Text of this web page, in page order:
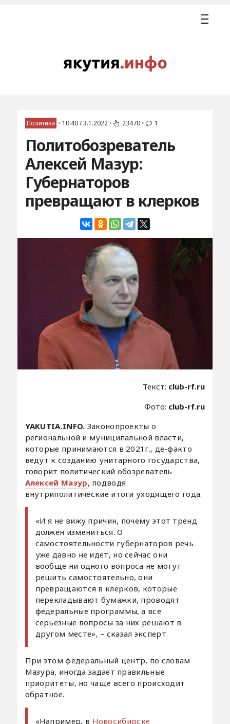
Политика • 10:40 / 3.1.2022 • 23470 • 1
Политобозреватель
Алексей Мазур:
Губернаторов
превращают в клерков
Текст: club-rf.ru
Фото: club-rf.ru
YAKUTIA.INFO. Законопроекты о
региональной и муниципальной власти,
которые принимаются в 2021г., де-факто
ведут к созданию унитарного государства,
говорит политический обозреватель
Алексей Мазур, подводя
внутриполитические итоги уходящего года.
«И я не вижу причин, почему этот тренд
должен измениться. О
самостоятельности губернаторов речь
уже давно не идет, но сейчас они
вообще ни одного вопроса не могут
решить самостоятельно, они
превращаются в клерков, которые
перекладывают бумажки, проводят
федеральные программы, а все
серьезные вопросы за них решают в
другом месте», – сказал эксперт.
При этом федеральный центр, по словам
Мазура, иногда задает правильные
приоритеты, но чаще всего происходит
обратное.
«Например, в Новосибирске